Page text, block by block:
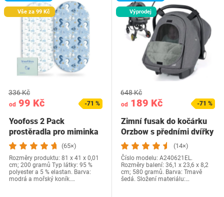
Vše za 99 Kč
od 99 Kč
336 Kč
-71 %
Yoofoss 2 Pack
prostěradla pro miminka
Přiléhavé…
(65×)
Rozměry produktu: 81 x 41 x 0,01
cm; 200 gramů Typ látky: 95 %
polyester a 5 % elastan. Barva:
modrá a mořský koník.…
Výprodej
od 189 Kč
648 Kč
-71 %
Zimní fusak do kočárku
Orzbow s předními dvířky
na zip,…
(14×)
Číslo modelu: A240621EL.
Rozměry balení: 36,1 x 23,6 x 8,2
cm; 580 gramů. Barva: Tmavě
šedá. Složení materiálu:…